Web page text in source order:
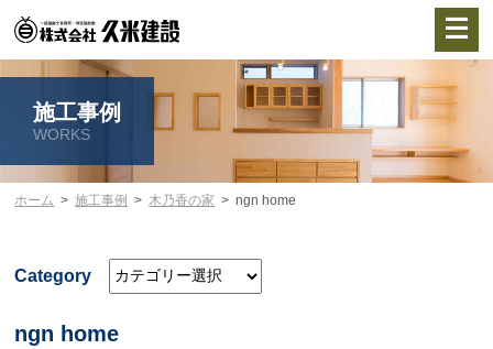
施工事例
WORKS
ホーム 施工事例 木乃香の家 ngn home
Category
ngn home